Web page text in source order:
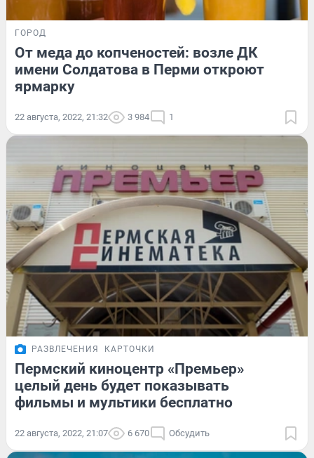
ГОРОД
От меда до копченостей: возле ДК
имени Солдатова в Перми откроют
ярмарку
22 августа, 2022, 21:32 3 984 1
РАЗВЛЕЧЕНИЯ КАРТОЧКИ
Пермский киноцентр «Премьер»
целый день будет показывать
фильмы и мультики бесплатно
22 августа, 2022, 21:07 6 670 Обсудить